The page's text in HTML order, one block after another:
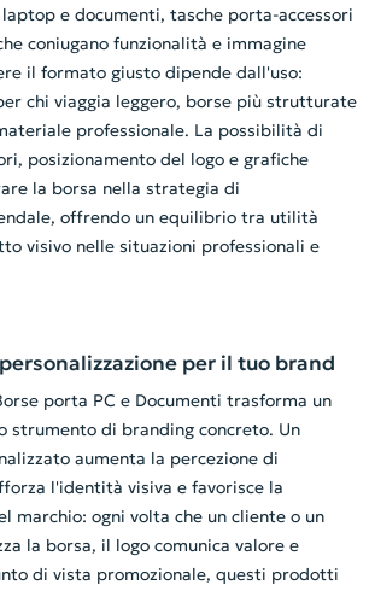
e documenti, tasche porta-accessori
coniugano funzionalità e immagine
il formato giusto dipende dall'uso:
chi viaggia leggero, borse più strutturate
professionale. La possibilità di
posizionamento del logo e grafiche
la borsa nella strategia di
offrendo un equilibrio tra utilità
visivo nelle situazioni professionali e
per il tuo brand
porta PC e Documenti trasforma un
strumento di branding concreto. Un
aumenta la percezione di
l'identità visiva e favorisce la
marchio: ogni volta che un cliente o un
la borsa, il logo comunica valore e
di vista promozionale, questi prodotti